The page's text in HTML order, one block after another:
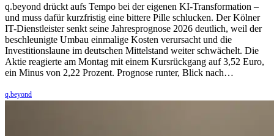
q.beyond drückt aufs Tempo bei der eigenen KI-Transformation –
und muss dafür kurzfristig eine bittere Pille schlucken. Der Kölner
IT-Dienstleister senkt seine Jahresprognose 2026 deutlich, weil der
beschleunigte Umbau einmalige Kosten verursacht und die
Investitionslaune im deutschen Mittelstand weiter schwächelt. Die
Aktie reagierte am Montag mit einem Kursrückgang auf 3,52 Euro,
ein Minus von 2,22 Prozent. Prognose runter, Blick nach…
q.beyond